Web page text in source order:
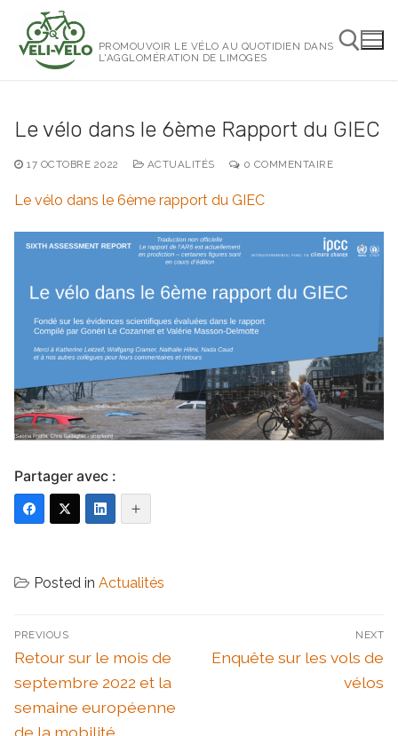
contenu
PROMOUVOIR LE VÉLO AU QUOTIDIEN DANS
L'AGGLOMÉRATION DE LIMOGES
Le vélo dans le 6ème Rapport du GIEC
17 OCTOBRE 2022 ACTUALITÉS 0 COMMENTAIRE
Le vélo dans le 6ème rapport du GIEC
Partager avec :
Posted in Actualités
Navigation
de
l’article
PREVIOUS
Previous
post:
Retour sur le mois de
septembre 2022 et la
semaine européenne
de la mobilité
NEXT
Next
Enquête sur les vols de
vélos